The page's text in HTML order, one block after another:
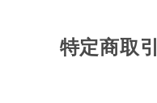
特定商取